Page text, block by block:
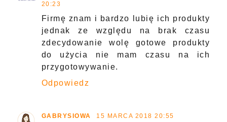
20:23
Firmę znam i bardzo lubię ich produkty
jednak ze względu na brak czasu
zdecydowanie wolę gotowe produkty
do użycia nie mam czasu na ich
przygotowywanie.
Odpowiedz
GABRYSIOWA 15 MARCA 2018 20:55